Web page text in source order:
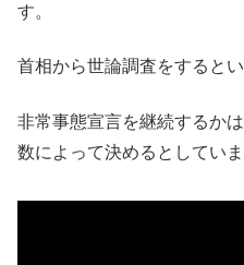
す。
首相から世論調査をすると
非常事態宣言を継続するか
数によって決めるとしていま